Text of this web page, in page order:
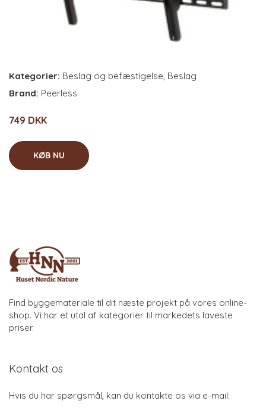
Kategorier: Beslag og befæstigelse Beslag
Brand: Peerless
749 DKK
KØB NU
Find byggemateriale til dit næste projekt på vores online-
shop. Vi har et utal af kategorier til markedets laveste
priser.
Kontakt os
Hvis du har spørgsmål, kan du kontakte os via e-mail: